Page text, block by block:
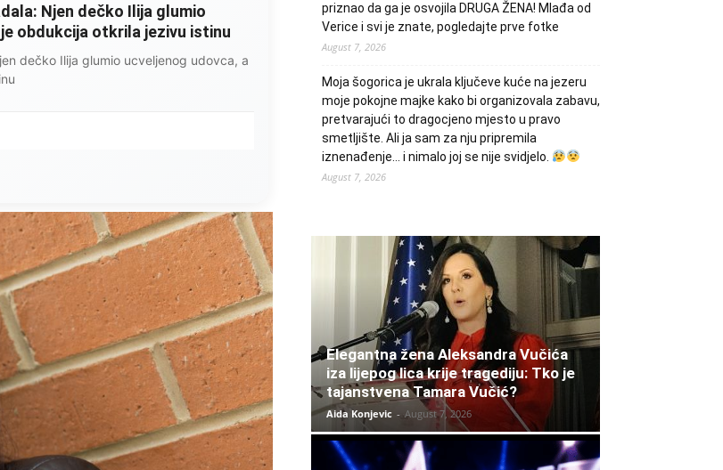
Njen dečko Ilija glumio
obdukcija otkrila jezivu istinu
dečko Ilija glumio ucveljenog udovca, a
priznao da ga je osvojila DRUGA ŽENA! Mlađa od
Verice i svi je znate, pogledajte prve fotke
August 7, 2026
Moja šogorica je ukrala ključeve kuće na jezeru
moje pokojne majke kako bi organizovala zabavu,
pretvarajući to dragocjeno mjesto u pravo
smetljište. Ali ja sam za nju pripremila
iznenađenje… i nimalo joj se nije svidjelo.
August 7, 2026
Elegantna žena Aleksandra Vučića
iza lijepog lica krije tragediju: Tko je
tajanstvena Tamara Vučić?
Aida Konjevic - August 7, 2026